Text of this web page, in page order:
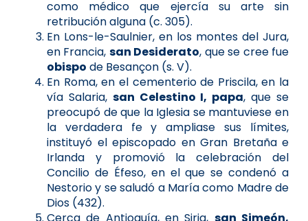
como médico que ejercía su arte sin
retribución alguna (c. 305).
En Lons-le-Saulnier, en los montes del Jura,
en Francia, san Desiderato, que se cree fue
obispo de Besançon (s. V).
En Roma, en el cementerio de Priscila, en la
vía Salaria, san Celestino I, papa, que se
preocupó de que la Iglesia se mantuviese en
la verdadera fe y ampliase sus límites,
instituyó el episcopado en Gran Bretaña e
Irlanda y promovió la celebración del
Concilio de Éfeso, en el que se condenó a
Nestorio y se saludó a María como Madre de
Dios (432).